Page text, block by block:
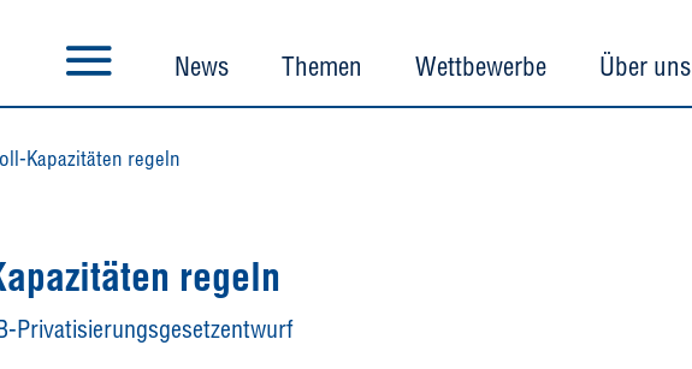
News Themen Wettbewerbe Über uns
Kapazitäten regeln
regeln
Privatisierungsgesetzentwurf